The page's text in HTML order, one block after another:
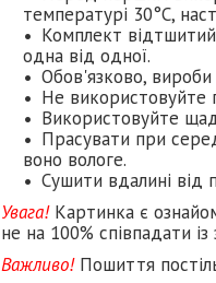
температурі 30°C,
Комплект
одна від одної.
Обов'язково,
Не використовуйте
Використовуйте
Прасувати при
воно вологе.
Сушити вдалині від
Увага! Картинка є
не на 100% співпадати
Важливо! Пошиття